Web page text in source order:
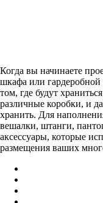
Когда вы начинаете
шкафа или гардеробной
том, где будут
различные коробки, и
хранить. Для
вешалки, штанги,
аксессуары, которые
размещения ваших